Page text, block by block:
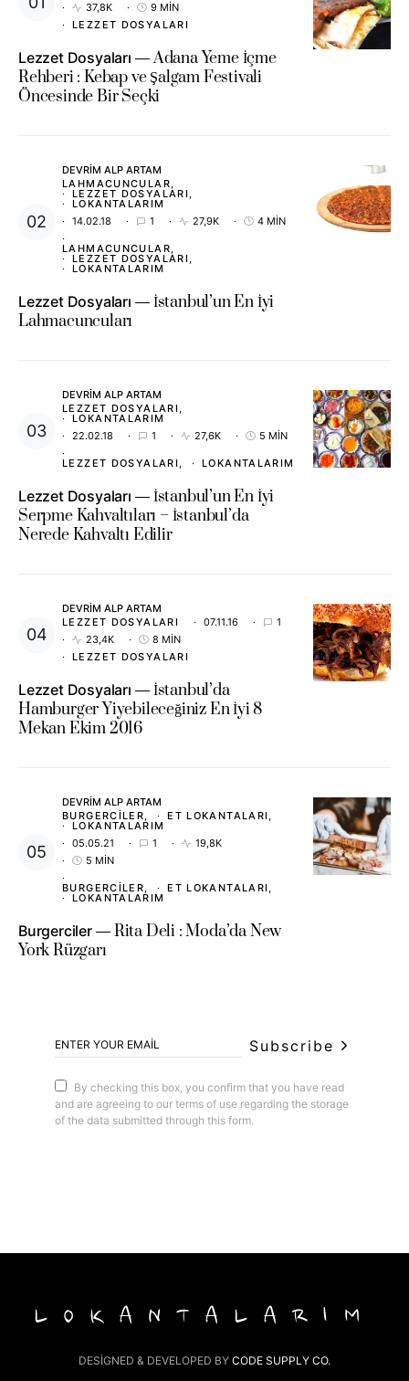
37,8K
9 MIN
LEZZET DOSYALARI
Lezzet Dosyaları
Adana Yeme İçme
Rehberi : Kebap ve Şalgam Festivali
Öncesinde Bir Seçki
DEVRIM ALP ARTAM
LAHMACUNCULAR
LEZZET DOSYALARI
LOKANTALARIM
14.02.18
1 27,9K 4 MIN
LAHMACUNCULAR
LEZZET DOSYALARI
LOKANTALARIM
Lezzet Dosyaları
İstanbul’un En İyi
Lahmacuncuları
DEVRIM ALP ARTAM
LEZZET DOSYALARI
LOKANTALARIM
22.02.18
1 27,6K 5 MIN
LEZZET DOSYALARI LOKANTALARIM
Lezzet Dosyaları
İstanbul’un En İyi
Serpme Kahvaltıları – İstanbul’da
Nerede Kahvaltı Edilir
DEVRIM ALP ARTAM
LEZZET DOSYALARI
07.11.16
1
23,4K
8 MIN
LEZZET DOSYALARI
Lezzet Dosyaları
İstanbul’da
Hamburger Yiyebileceğiniz En İyi 8
Mekan Ekim 2016
DEVRIM ALP ARTAM
BURGERCILER
ET LOKANTALARI
LOKANTALARIM
05.05.21
1
19,8K
5 MIN
BURGERCILER ET LOKANTALARI
LOKANTALARIM
Burgerciler
Rita Deli : Moda’da New
York Rüzgarı
Subscribe
By checking this box, you confirm that you have read
and are agreeing to our terms of use regarding the storage
of the data submitted through this form.
LOKANTALARIM
DESIGNED & DEVELOPED BY CODE SUPPLY CO.